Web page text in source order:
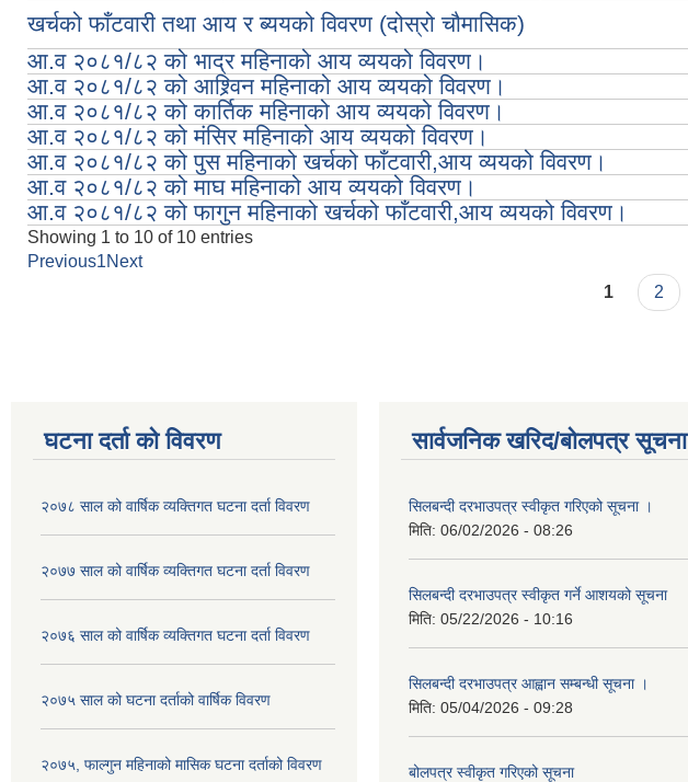
खर्चको फाँटवारी तथा आय र ब्ययको विवरण (दोस्रो चौमासिक)
आ.व २०८१/८२ को भाद्र महिनाको आय व्ययको विवरण।
आ.व २०८१/८२ को आश्र्विन महिनाको आय व्ययको विवरण।
आ.व २०८१/८२ को कार्तिक महिनाको आय व्ययको विवरण।
आ.व २०८१/८२ को मंसिर महिनाको आय व्ययको विवरण।
आ.व २०८१/८२ को पुस महिनाको खर्चको फाँटवारी,आय व्ययको विवरण।
आ.व २०८१/८२ को माघ महिनाको आय व्ययको विवरण।
आ.व २०८१/८२ को फागुन महिनाको खर्चको फाँटवारी,आय व्ययको विवरण।
Showing 1 to 10 of 10 entries
Previous1Next
1 2
घटना दर्ता को विवरण
२०७८ साल को वार्षिक व्यक्तिगत घटना दर्ता विवरण
२०७७ साल को वार्षिक व्यक्तिगत घटना दर्ता विवरण
२०७६ साल को वार्षिक व्यक्तिगत घटना दर्ता विवरण
२०७५ साल को घटना दर्ताको वार्षिक विवरण
२०७५, फाल्गुन महिनाको मासिक घटना दर्ताको विवरण
सार्वजनिक खरिद/बोलपत्र सूचना
सिलबन्दी दरभाउपत्र स्वीकृत गरिएको सूचना ।
मिति: 06/02/2026 - 08:26
सिलबन्दी दरभाउपत्र स्वीकृत गर्ने आशयको सूचना
मिति: 05/22/2026 - 10:16
सिलबन्दी दरभाउपत्र आह्वान सम्बन्धी सूचना ।
मिति: 05/04/2026 - 09:28
बोलपत्र स्वीकृत गरिएको सूचना